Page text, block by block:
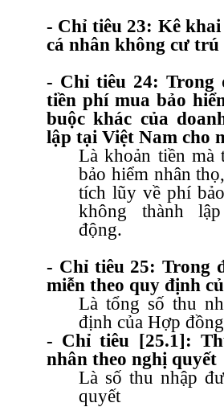
- Chỉ tiêu 23: Kê
cá nhân không cư trú
- Chỉ tiêu 24: Trong
tiền phí mua bảo
buộc khác của
lập tại Việt
Là khoản tiền mà
bảo hiểm nhân
tích lũy về phí
không thành
- Chỉ tiêu 25: Trong
miễn theo quy định
Là tổng số thu
định của Hợp
- Chỉ tiêu [25.1]:
nhân theo nghị quyết
Là số thu nhập
quyết